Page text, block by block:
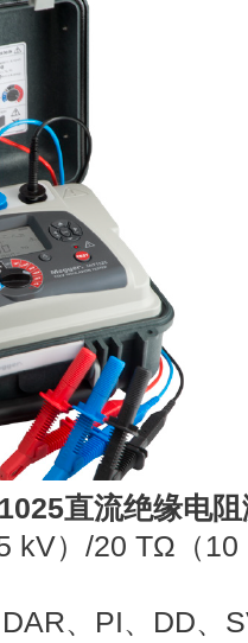
直流绝缘电
kV）/20 TΩ（
、PI、DD、